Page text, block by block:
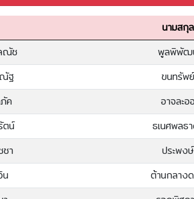
นามสกุล
ช พูลพิพัฒ
ฐ ขนทรัพย์
ค อาจละออ
น์ ธเนศพลธ
า ประพงษ์
น ต้านกลาง